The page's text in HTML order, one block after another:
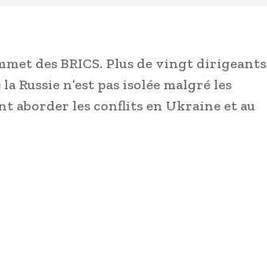
des BRICS. Plus de vingt dirigeants
n’est pas isolée malgré les
aborder les conflits en Ukraine et au